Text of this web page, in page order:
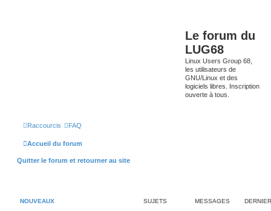
Le forum du
LUG68
Linux Users Group 68,
les utilisateurs de
GNU/Linux et des
logiciels libres. Inscription
ouverte à tous.
Raccourcis FAQ
Accueil du forum
Quitter le forum et retourner au site
NOUVEAUX SUJETS MESSAGES